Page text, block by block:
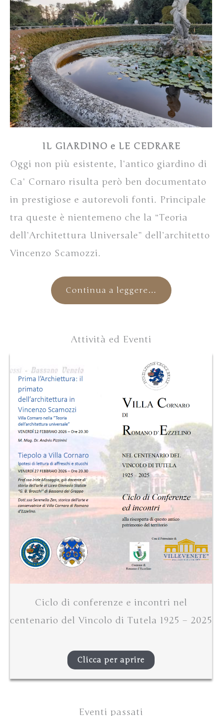
IL GIARDINO e LE CEDRARE
Oggi non più esistente, l’antico giardino di
Ca’ Cornaro risulta però ben documentato
in prestigiose e autorevoli fonti. Principale
tra queste è nientemeno che la “Teoria
dell’Architettura Universale” dell’architetto
Vincenzo Scamozzi.
Continua a leggere…
Attività ed Eventi
Ciclo di conferenze e incontri nel
centenario del Vincolo di Tutela 1925 – 2025
Clicca per aprire
Eventi passati